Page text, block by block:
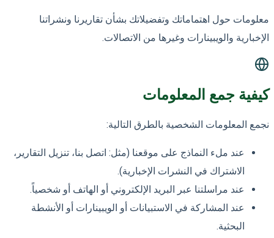
معلومات حول اهتماماتك وتفضيلاتك بشأن تقاريرنا ونشراتنا
الإخبارية والويبينارات وغيرها من الاتصالات.
كيفية جمع المعلومات
نجمع المعلومات الشخصية بالطرق التالية:
عند ملء النماذج على موقعنا (مثل: اتصل بنا، تنزيل التقارير،
الاشتراك في النشرات الإخبارية).
عند مراسلتنا عبر البريد الإلكتروني أو الهاتف أو شخصياً.
عند المشاركة في الاستبيانات أو الويبينارات أو الأنشطة
البحثية.